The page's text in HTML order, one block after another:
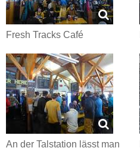
Fresh Tracks Café
An der Talstation lässt man